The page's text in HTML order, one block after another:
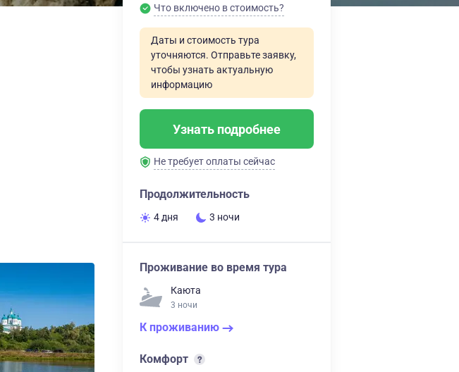
Что включено в стоимость?
Даты и стоимость тура
уточняются. Отправьте заявку,
чтобы узнать актуальную
информацию
Узнать подробнее
Не требует оплаты сейчас
Продолжительность
4 дня 3 ночи
Проживание во время тура
Каюта
3 ночи
К проживанию
Комфорт